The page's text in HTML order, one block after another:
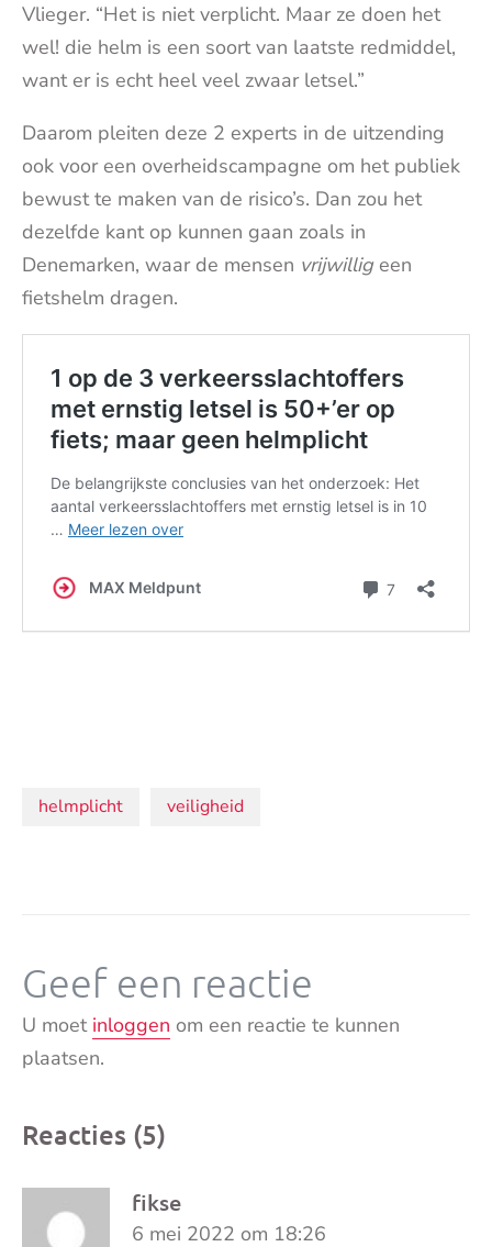
Vlieger. “Het is niet verplicht. Maar ze doen het
wel! die helm is een soort van laatste redmiddel,
want er is echt heel veel zwaar letsel.”
Daarom pleiten deze 2 experts in de uitzending
ook voor een overheidscampagne om het publiek
bewust te maken van de risico’s. Dan zou het
dezelfde kant op kunnen gaan zoals in
Denemarken, waar de mensen vrijwilligeen
fietshelm dragen.
Onderwerpen:
helmplicht veiligheid
Geef een reactie
U moet inloggen om een reactie te kunnen
plaatsen.
Reacties (5)
fikse
6 mei 2022 om 18:26